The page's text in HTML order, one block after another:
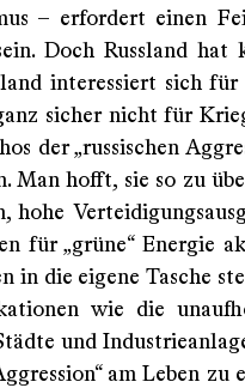
– erfordert einen
Doch Russland hat
interessiert sich für
sicher nicht für
der „russischen
Man hofft, sie so zu
für „grüne“ Energie
in die eigene Tasche
wie die
und
am Leben zu